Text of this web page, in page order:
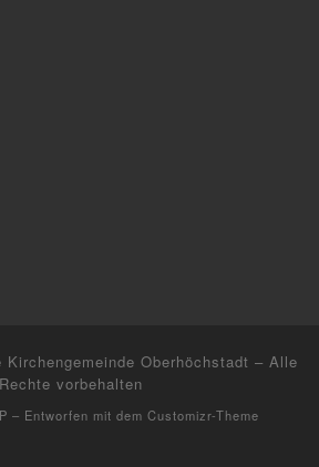
Kirchengemeinde Oberhöchstadt – Alle
Rechte vorbehalten
– Entworfen mit dem Customizr-Theme